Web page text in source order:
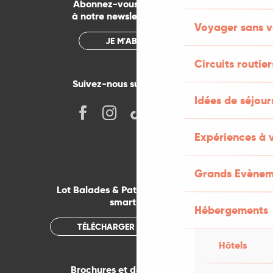
Voyager sans
Circuits
Idées de
Expériences à
Grands
Hébergements
Hôtels
Abonnez-vous gratuitement
à notre newsletter mensuelle
JE M'ABONNE
Suivez-nous sur les réseaux !
Lot Balades & Patrimoines sur votre
smartphone
TÉLÉCHARGER L'APPLICATION
Brochures et documentations